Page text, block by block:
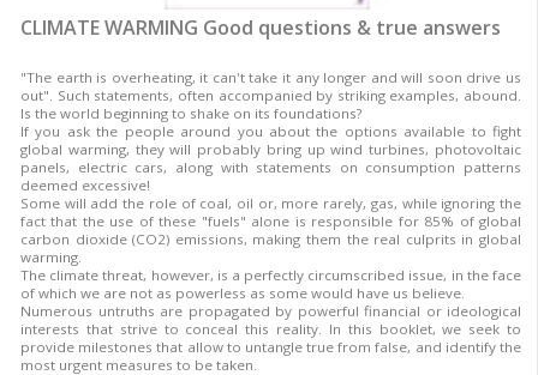
CLIMATE WARMING Good questions & true answers
"The earth is overheating, it can't take it any longer and will soon drive us
out". Such statements, often accompanied by striking examples, abound.
Is the world beginning to shake on its foundations?
If you ask the people around you about the options available to fight
global warming, they will probably bring up wind turbines, photovoltaic
panels, electric cars, along with statements on consumption patterns
deemed excessive!
Some will add the role of coal, oil or, more rarely, gas, while ignoring the
fact that the use of these "fuels" alone is responsible for 85% of global
carbon dioxide (CO2) emissions, making them the real culprits in global
warming.
The climate threat, however, is a perfectly circumscribed issue, in the face
of which we are not as powerless as some would have us believe.
Numerous untruths are propagated by powerful financial or ideological
interests that strive to conceal this reality. In this booklet, we seek to
provide milestones that allow to untangle true from false, and identify the
most urgent measures to be taken.